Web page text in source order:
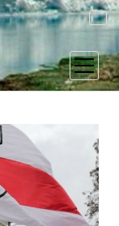
меню